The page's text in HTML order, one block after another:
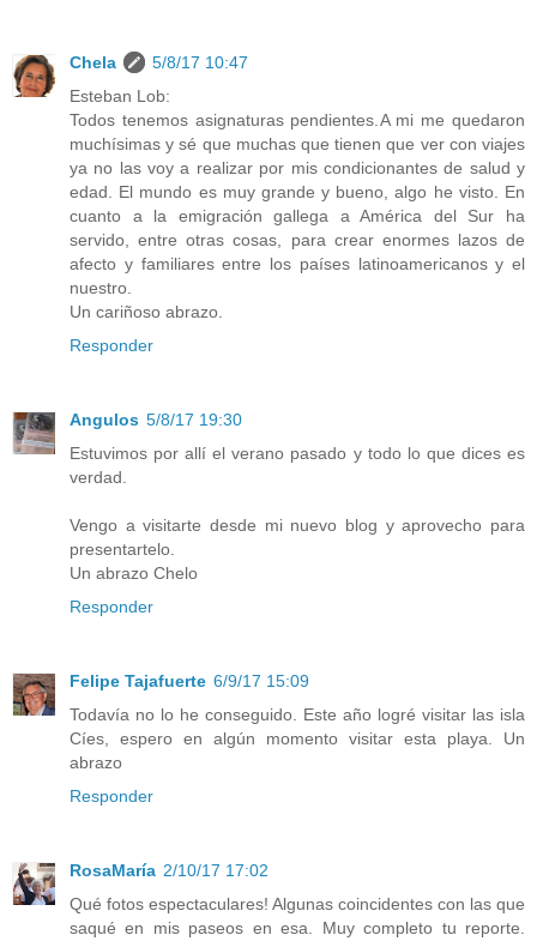
Chela
5/8/17 10:47
Esteban Lob:
Todos tenemos asignaturas pendientes.A mi me quedaron
muchísimas y sé que muchas que tienen que ver con viajes
ya no las voy a realizar por mis condicionantes de salud y
edad. El mundo es muy grande y bueno, algo he visto. En
cuanto a la emigración gallega a América del Sur ha
servido, entre otras cosas, para crear enormes lazos de
afecto y familiares entre los países latinoamericanos y el
nuestro.
Un cariñoso abrazo.
Responder
Angulos 5/8/17 19:30
Estuvimos por allí el verano pasado y todo lo que dices es
verdad.
Vengo a visitarte desde mi nuevo blog y aprovecho para
presentartelo.
Un abrazo Chelo
Responder
Felipe Tajafuerte 6/9/17 15:09
Todavía no lo he conseguido. Este año logré visitar las isla
Cíes, espero en algún momento visitar esta playa. Un
abrazo
Responder
RosaMaría 2/10/17 17:02
Qué fotos espectaculares! Algunas coincidentes con las que
saqué en mis paseos en esa. Muy completo tu reporte.